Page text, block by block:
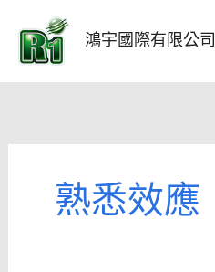
要
鴻宇國際有限公司
熟悉效應